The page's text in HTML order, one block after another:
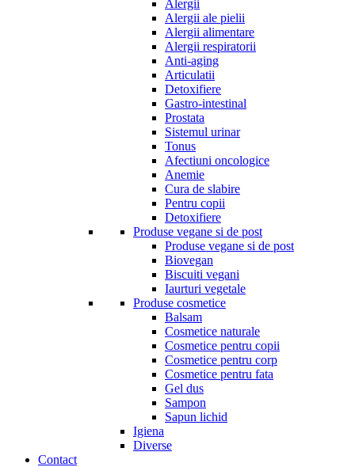
Alergii
Alergii ale pielii
Alergii alimentare
Alergii respiratorii
Anti-aging
Articulatii
Detoxifiere
Gastro-intestinal
Prostata
Sistemul urinar
Tonus
Afectiuni oncologice
Anemie
Cura de slabire
Pentru copii
Detoxifiere
Produse vegane si de post
Produse vegane si de post
Biovegan
Biscuiti vegani
Iaurturi vegetale
Produse cosmetice
Balsam
Cosmetice naturale
Cosmetice pentru copii
Cosmetice pentru corp
Cosmetice pentru fata
Gel dus
Sampon
Sapun lichid
Igiena
Diverse
Contact